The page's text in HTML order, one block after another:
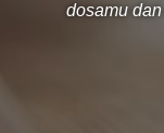
dosamu